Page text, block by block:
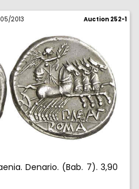
2013 Auction 252-1
Denario. (Bab. 7). 3,90